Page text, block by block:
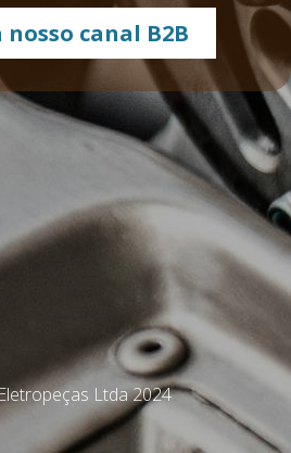
nosso canal B2B
Ltda 2024